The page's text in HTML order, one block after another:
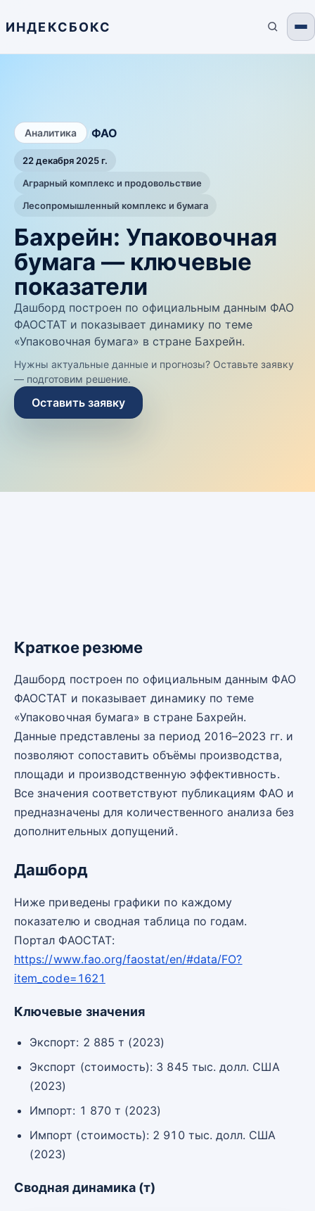
ИНДЕКСБОКС
Аналитика ФАО
22 декабря 2025 г.
Аграрный комплекс и продовольствие
Лесопромышленный комплекс и бумага
Бахрейн: Упаковочная
бумага — ключевые
показатели
Дашборд построен по официальным данным ФАО
ФАОСТАТ и показывает динамику по теме
«Упаковочная бумага» в стране Бахрейн.
Нужны актуальные данные и прогнозы? Оставьте заявку
— подготовим решение.
Оставить заявку
Краткое резюме
Дашборд построен по официальным данным ФАО
ФАОСТАТ и показывает динамику по теме
«Упаковочная бумага» в стране Бахрейн.
Данные представлены за период 2016–2023 гг. и
позволяют сопоставить объёмы производства,
площади и производственную эффективность.
Все значения соответствуют публикациям ФАО и
предназначены для количественного анализа без
дополнительных допущений.
Дашборд
Ниже приведены графики по каждому
показателю и сводная таблица по годам.
Портал ФАОСТАТ:
https://www.fao.org/faostat/en/#data/FO?
item_code=1621
Ключевые значения
Экспорт: 2 885 т (2023)
Экспорт (стоимость): 3 845 тыс. долл. США
(2023)
Импорт: 1 870 т (2023)
Импорт (стоимость): 2 910 тыс. долл. США
(2023)
Сводная динамика (т)